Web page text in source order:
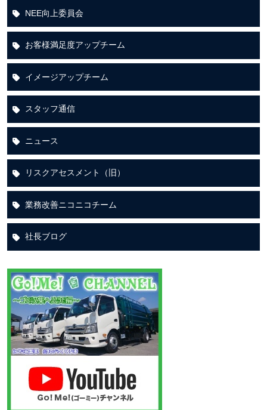
NEE向上委員会
お客様満足度アップチーム
イメージアップチーム
スタッフ通信
ニュース
リスクアセスメント（旧）
業務改善ニコニコチーム
社長ブログ